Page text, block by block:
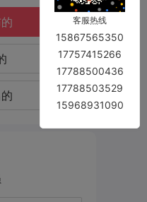
客服热线
15867565350
17757415266
17788500436
17788503529
15968931090